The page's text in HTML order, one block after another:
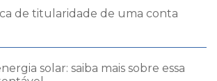
de titularidade de uma conta
solar: saiba mais sobre essa